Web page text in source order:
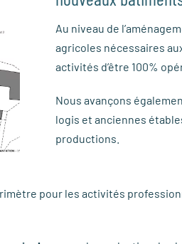
Au niveau de
agricoles nécessaires
activités d’être 100%
Nous avançons
logis et anciennes
productions.
pour les activités